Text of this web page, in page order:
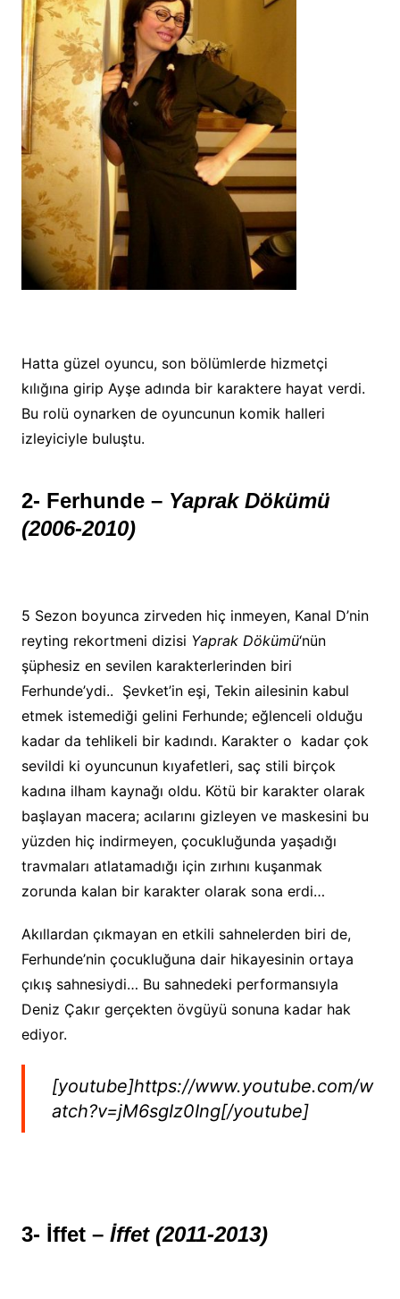
Hatta güzel oyuncu, son bölümlerde hizmetçi
kılığına girip Ayşe adında bir karaktere hayat verdi.
Bu rolü oynarken de oyuncunun komik halleri
izleyiciyle buluştu.
2- Ferhunde – Yaprak Dökümü
(2006-2010)
5 Sezon boyunca zirveden hiç inmeyen, Kanal D’nin
reyting rekortmeni dizisi Yaprak Dökümü‘nün
şüphesiz en sevilen karakterlerinden biri
Ferhunde’ydi.. Şevket’in eşi, Tekin ailesinin kabul
etmek istemediği gelini Ferhunde; eğlenceli olduğu
kadar da tehlikeli bir kadındı. Karakter o kadar çok
sevildi ki oyuncunun kıyafetleri, saç stili birçok
kadına ilham kaynağı oldu. Kötü bir karakter olarak
başlayan macera; acılarını gizleyen ve maskesini bu
yüzden hiç indirmeyen, çocukluğunda yaşadığı
travmaları atlatamadığı için zırhını kuşanmak
zorunda kalan bir karakter olarak sona erdi…
Akıllardan çıkmayan en etkili sahnelerden biri de,
Ferhunde’nin çocukluğuna dair hikayesinin ortaya
çıkış sahnesiydi… Bu sahnedeki performansıyla
Deniz Çakır gerçekten övgüyü sonuna kadar hak
ediyor.
[youtube]https://www.youtube.com/w
atch?v=jM6sgIz0Ing[/youtube]
3- İffet – İffet (2011-2013)